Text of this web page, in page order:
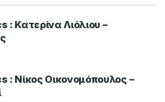
: Κατερίνα Λιόλιου –
: Νίκος Οικονομόπουλος –